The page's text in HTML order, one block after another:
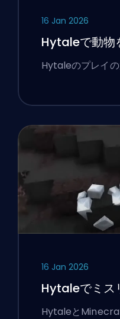
16 Jan 2026
Hytaleで動物
Hytaleのプレイの
16 Jan 2026
Hytaleでミス
Hytaleと